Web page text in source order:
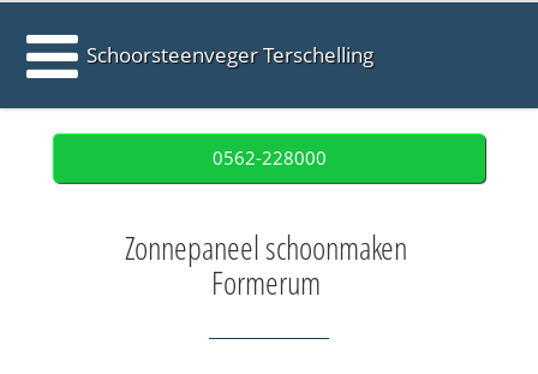
Schoorsteenveger Terschelling
0562-228000
Zonnepaneel schoonmaken
Formerum